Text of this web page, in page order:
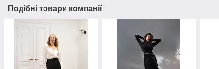
Подібні товари компанії